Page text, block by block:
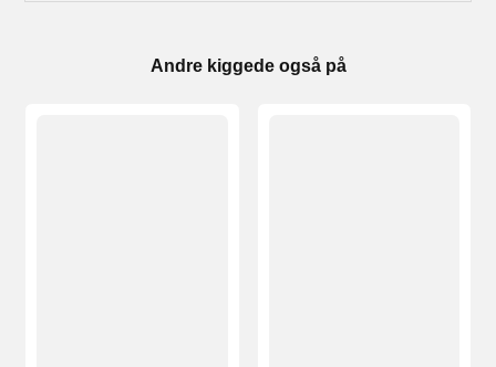
Andre kiggede også på